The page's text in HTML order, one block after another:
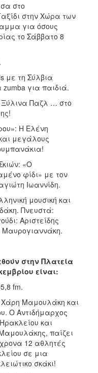
στο
στην Χώρα των
για όσους
το Σάββατο 8
με τη Σύλβια
για παιδιά.
Ξύλινα Παζλ … στο
Η Ελένη
μεγάλους
«Ο
φίδι» με τον
Ιωαννίδη.
μουσική και
Πνευστά:
Αριστείδης
στην Πλατεία
είναι:
fm.
Χάρη Μαμουλάκη και
Ο Αντιδήμαρχος
και
παίζει
12 αθλητές
σε μια
σκάκι!